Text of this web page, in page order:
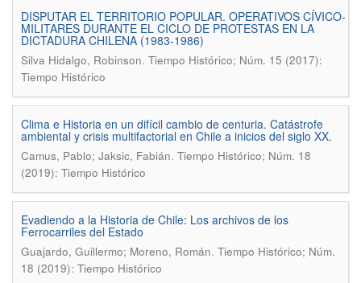
DISPUTAR EL TERRITORIO POPULAR. OPERATIVOS CÍVICO-
MILITARES DURANTE EL CICLO DE PROTESTAS EN LA
DICTADURA CHILENA (1983-1986)
Silva Hidalgo, Robinson. Tiempo Histórico; Núm. 15 (2017):
Tiempo Histórico
Clima e Historia en un difícil cambio de centuria. Catástrofe
ambiental y crisis multifactorial en Chile a inicios del siglo XX.
Camus, Pablo; Jaksic, Fabián. Tiempo Histórico; Núm. 18
(2019): Tiempo Histórico
Evadiendo a la Historia de Chile: Los archivos de los
Ferrocarriles del Estado
Guajardo, Guillermo; Moreno, Román. Tiempo Histórico; Núm.
18 (2019): Tiempo Histórico